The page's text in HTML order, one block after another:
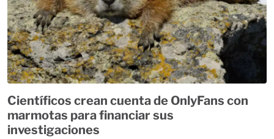
Científicos crean cuenta de OnlyFans con
marmotas para financiar sus
investigaciones